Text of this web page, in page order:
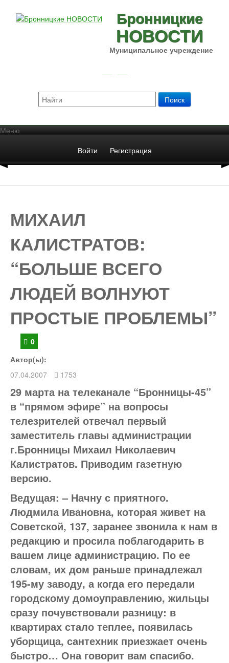
Бронницкие
НОВОСТИ
Муниципальное учреждение
Меню
Войти
Регистрация
МИХАИЛ
КАЛИСТРАТОВ:
“БОЛЬШЕ ВСЕГО
ЛЮДЕЙ ВОЛНУЮТ
ПРОСТЫЕ ПРОБЛЕМЫ”
0
Автор(ы):
07.04.2007
1753
29 марта на телеканале “Бронницы-45”
в “прямом эфире” на вопросы
телезрителей отвечал первый
заместитель главы администрации
г.Бронницы Михаил Николаевич
Калистратов. Приводим газетную
версию.
Ведущая: – Начну с приятного.
Людмила Ивановна, которая живет на
Советской, 137, заранее звонила к нам в
редакцию и просила поблагодарить в
вашем лице администрацию. По ее
словам, их дом раньше принадлежал
195-му заводу, а когда его передали
городскому домоуправлению, жильцы
сразу почувствовали разницу: в
квартирах стало теплее, появилась
уборщица, сантехник приезжает очень
быстро… Она говорит вам спасибо.